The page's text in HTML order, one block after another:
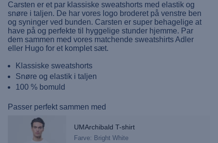
Carsten er et par klassiske sweatshorts med elastik og
snøre i taljen. De har vores logo broderet på venstre ben
og syninger ved bunden. Carsten er super behagelige at
have på og perfekte til hyggelige stunder hjemme. Par
dem sammen med vores matchende sweatshirts Adler
eller Hugo for et komplet sæt.
Klassiske sweatshorts
Snøre og elastik i taljen
100 % bomuld
Passer perfekt sammen med
UMArchibald T-shirt
Farve: Bright White